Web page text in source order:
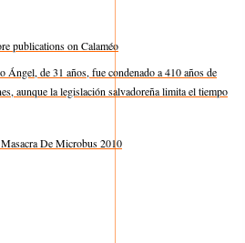
publications on Calaméo
de 31 años, fue condenado a 410 años de
aunque la legislación salvadoreña limita el tiempo
De Microbus 2010